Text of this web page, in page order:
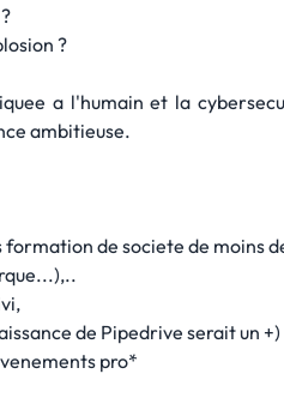
?
a l'humain et la
ambitieuse.
de societe de moins
de Pipedrive serait un +)
pro*